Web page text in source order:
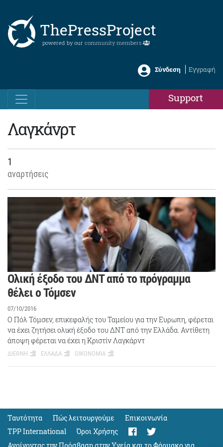
ThePressProject
powered by our community members
Σύνδεση Εγγραφή
Support
Λαγκάνρτ
1
αναρτήσεις
Ολική έξοδο του ΔΝΤ από το πρόγραμμα
θέλει ο Τόμσεν
07/10/2016
Ο Πόλ Τόμσεν, επικεφαλής του Ταμείου για την Ευρωπη, φέρεται
να έχει ζητήσει ολική έξοδο του ΔΝΤ από την Ελλάδα. Αντίθετη
άποψη φέρεται να έχει η Κριστίν Λαγκάρντ
ΔΙΕΘΝΗ ΕΛΛΑΔΑ ΟΙΚΟΝΟΜΙΑ
Ταυτότητα Πώς λειτουργούμε
Eπικοινωνία
TPP International
Όροι Χρήσης